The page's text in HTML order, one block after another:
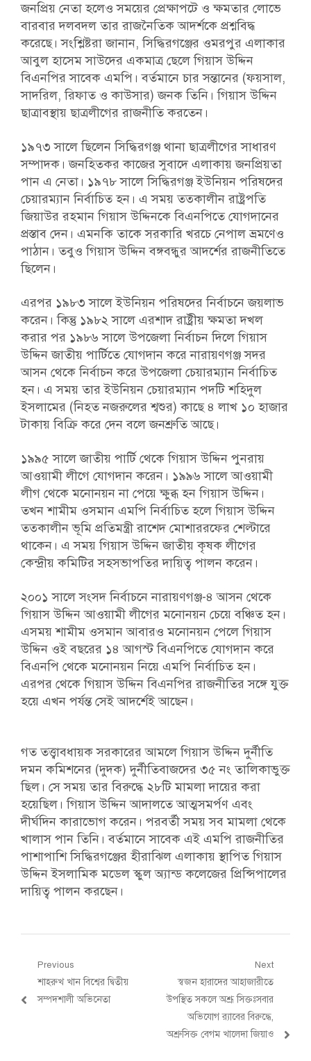
জনপ্রিয় নেতা হলেও সময়ের প্রেক্ষাপটে ও ক্ষমতার লোভে
বারবার দলবদল তার রাজনৈতিক আদর্শকে প্রশ্নবিদ্ধ
করেছে। সংশ্লিষ্টরা জানান, সিদ্ধিরগঞ্জের ওমরপুর এলাকার
আবুল হাসেম সাউদের একমাত্র ছেলে গিয়াস উদ্দিন
বিএনপির সাবেক এমপি। বর্তমানে চার সন্তানের (ফয়সাল,
সাদরিল, রিফাত ও কাউসার) জনক তিনি।গিয়াস উদ্দিন
ছাত্রাবস্থায় ছাত্রলীগের রাজনীতি করতেন।
১৯৭৩ সালে ছিলেন সিদ্ধিরগঞ্জ থানা ছাত্রলীগের সাধারণ
সম্পাদক। জনহিতকর কাজের সুবাদে এলাকায় জনপ্রিয়তা
পান এ নেতা। ১৯৭৮ সালে সিদ্ধিরগঞ্জ ইউনিয়ন পরিষদের
চেয়ারম্যান নির্বাচিত হন। এ সময় তত্কালীন রাষ্ট্রপতি
জিয়াউর রহমান গিয়াস উদ্দিনকে বিএনপিতে যোগদানের
প্রস্তাব দেন। এমনকি তাকে সরকারি খরচে নেপাল ভ্রমণেও
পাঠান। তবুও গিয়াস উদ্দিন বঙ্গবন্ধুর আদর্শের রাজনীতিতে
ছিলেন।
এরপর ১৯৮৩ সালে ইউনিয়ন পরিষদের নির্বাচনে জয়লাভ
করেন। কিন্তু ১৯৮২ সালে এরশাদ রাষ্ট্রীয় ক্ষমতা দখল
করার পর ১৯৮৬ সালে উপজেলা নির্বাচন দিলে গিয়াস
উদ্দিন জাতীয় পার্টিতে যোগদান করে নারায়ণগঞ্জ সদর
আসন থেকে নির্বাচন করে উপজেলা চেয়ারম্যান নির্বাচিত
হন। এ সময় তার ইউনিয়ন চেয়ারম্যান পদটি শহিদুল
ইসলামের (নিহত নজরুলের শ্বশুর) কাছে ৪ লাখ ১০ হাজার
টাকায় বিক্রি করে দেন বলে জনশ্রুতি আছে।
১৯৯৫ সালে জাতীয় পার্টি থেকে গিয়াস উদ্দিন পুনরায়
আওয়ামী লীগে যোগদান করেন। ১৯৯৬ সালে আওয়ামী
লীগ থেকে মনোনয়ন না পেয়ে ক্ষুব্ধ হন গিয়াস উদ্দিন।
তখন শামীম ওসমান এমপি নির্বাচিত হলে গিয়াস উদ্দিন
তত্কালীন ভূমি প্রতিমন্ত্রী রাশেদ মোশাররফের শেল্টারে
থাকেন। এ সময় গিয়াস উদ্দিন জাতীয় কৃষক লীগের
কেন্দ্রীয় কমিটির সহসভাপতির দায়িত্ব পালন করেন।
২০০১ সালে সংসদ নির্বাচনে নারায়ণগঞ্জ-৪ আসন থেকে
গিয়াস উদ্দিন আওয়ামী লীগের মনোনয়ন চেয়ে বঞ্চিত হন।
এসময় শামীম ওসমান আবারও মনোনয়ন পেলে গিয়াস
উদ্দিন ওই বছরের ১৪ আগস্ট বিএনপিতে যোগদান করে
বিএনপি থেকে মনোনয়ন নিয়ে এমপি নির্বাচিত হন।
এরপর থেকে গিয়াস উদ্দিন বিএনপির রাজনীতির সঙ্গে যুক্ত
হয়ে এখন পর্যন্ত সেই আদর্শেই আছেন।
গত তত্ত্বাবধায়ক সরকারের আমলে গিয়াস উদ্দিন দুর্নীতি
দমন কমিশনের (দুদক) দুর্নীতিবাজদের ৩৫ নং তালিকাভুক্ত
ছিল। সে সময় তার বিরুদ্ধে ২৮টি মামলা দায়ের করা
হয়েছিল। গিয়াস উদ্দিন আদালতে আত্মসমর্পণ এবং
দীর্ঘদিন কারাভোগ করেন। পরবর্তী সময় সব মামলা থেকে
খালাস পান তিনি। বর্তমানে সাবেক এই এমপি রাজনীতির
পাশাপাশি সিদ্ধিরগঞ্জের হীরাঝিল এলাকায় স্থাপিত গিয়াস
উদ্দিন ইসলামিক মডেল স্কুল অ্যান্ড কলেজের প্রিন্সিপালের
দায়িত্ব পালন করছেন।
Post
navigation
Previous
Previous
post:
শাহরুখ খান বিশ্বের দ্বিতীয়
সম্পদশালী অভিনেতা
Next
Next
post:
স্বজন হারাদের আহাজারীতে
উপস্থিত সকলে অশ্রূ সিক্তঃসবার
অভিযোগ র‌্যাবের বিরুদ্ধে,
অশ্রুসিক্ত বেগম খালেদা জিয়াও